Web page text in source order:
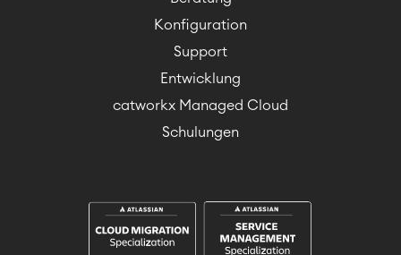
Konfiguration
Support
Entwicklung
catworkx Managed Cloud
Schulungen